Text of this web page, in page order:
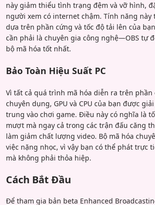
này giảm thiểu tình trạng đệm và vỡ hình,
người xem có internet chậm. Tính năng này
dựa trên phần cứng và tốc độ tải lên của
cần phải là chuyên gia công nghệ—OBS tự
bộ mã hóa tốt nhất.
Bảo Toàn Hiệu Suất PC
Vì tất cả quá trình mã hóa diễn ra trên phần
chuyên dụng, GPU và CPU của bạn được
trung vào chơi game. Điều này có nghĩa là
mượt mà ngay cả trong các trận đấu căng
làm giảm chất lượng video. Bộ mã hóa
việc nặng nhọc, vì vậy bạn có thể phát trực
mà không phải thỏa hiệp.
Cách Bắt Đầu
Để tham gia bản beta Enhanced